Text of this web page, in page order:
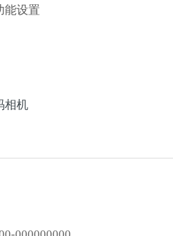
能设置
相机